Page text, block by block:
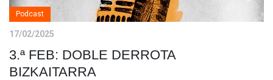
Podcast
17/02/2025
3.ª FEB: DOBLE DERROTA
BIZKAITARRA